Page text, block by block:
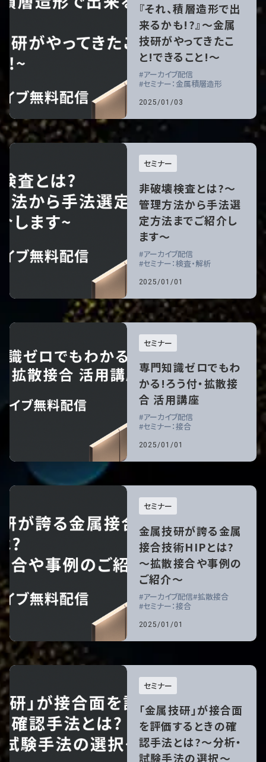
『それ、積層造形で出
来るかも!?』～金属
技研がやってきたこ
と!できること!～
アーカイブ配信
セミナー：金属積層造形
2025/01/03
セミナー
非破壊検査とは?～
管理方法から手法選
定方法までご紹介し
ます～
アーカイブ配信
セミナー：検査・解析
2025/01/01
セミナー
専門知識ゼロでもわ
かる!ろう付・拡散接
合 活用講座
アーカイブ配信
セミナー：接合
2025/01/01
セミナー
金属技研が誇る金属
接合技術HIPとは?
～拡散接合や事例の
ご紹介～
アーカイブ配信 拡散接合
セミナー：接合
2025/01/01
セミナー
「金属技研」が接合面
を評価するときの確
認手法とは?～分析・
試験手法の選択～